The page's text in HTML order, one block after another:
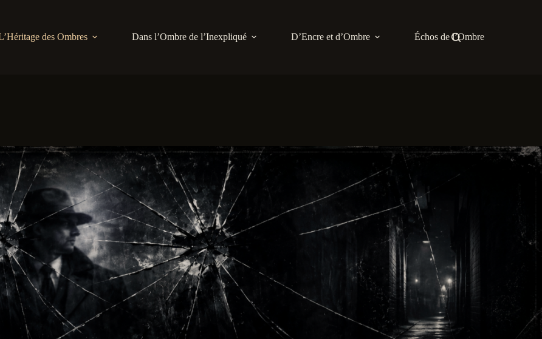
des Ombres Dans l’Ombre de l’Inexpliqué D’Encre et d’Ombre Échos de l’Ombre